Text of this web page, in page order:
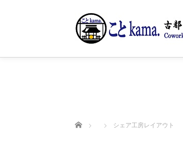
ホーム シェア工房レイアウト